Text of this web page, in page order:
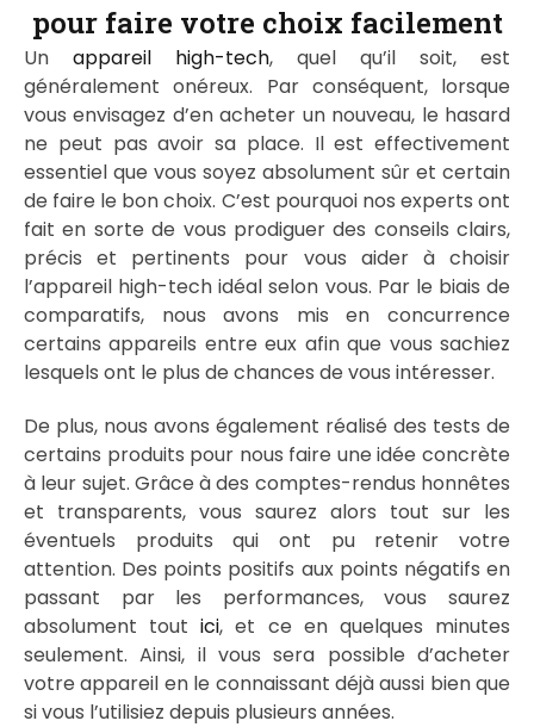
pour faire votre choix facilement
Un appareil high-tech, quel qu’il soit, est
généralement onéreux. Par conséquent, lorsque
vous envisagez d’en acheter un nouveau, le hasard
ne peut pas avoir sa place. Il est effectivement
essentiel que vous soyez absolument sûr et certain
de faire le bon choix. C’est pourquoi nos experts ont
fait en sorte de vous prodiguer des conseils clairs,
précis et pertinents pour vous aider à choisir
l’appareil high-tech idéal selon vous. Par le biais de
comparatifs, nous avons mis en concurrence
certains appareils entre eux afin que vous sachiez
lesquels ont le plus de chances de vous intéresser.
De plus, nous avons également réalisé des tests de
certains produits pour nous faire une idée concrète
à leur sujet. Grâce à des comptes-rendus honnêtes
et transparents, vous saurez alors tout sur les
éventuels produits qui ont pu retenir votre
attention. Des points positifs aux points négatifs en
passant par les performances, vous saurez
absolument toutici, et ce en quelques minutes
seulement. Ainsi, il vous sera possible d’acheter
votre appareil en le connaissant déjà aussi bien que
si vous l’utilisiez depuis plusieurs années.